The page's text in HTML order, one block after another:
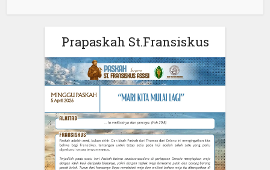
Prapaskah St.Fransiskus